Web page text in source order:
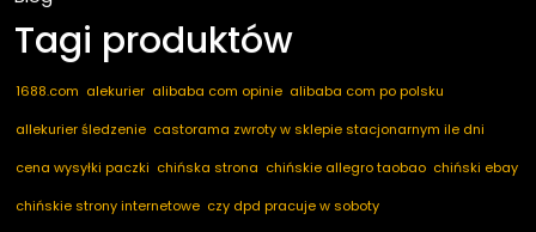
Tagi produktów
1688.com alekurier alibaba com opinie alibaba com po polsku
allekurier śledzenie castorama zwroty w sklepie stacjonarnym ile dni
cena wysyłki paczki chińska strona chińskie allegro taobao chiński ebay
chińskie strony internetowe czy dpd pracuje w soboty